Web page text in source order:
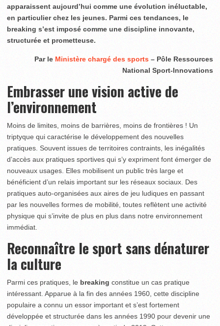
apparaissent aujourd’hui comme une évolution inéluctable,
en particulier chez les jeunes. Parmi ces tendances, le
breaking s’est imposé comme une discipline innovante,
structurée et prometteuse.
Par le Ministère chargé des sports – Pôle Ressources
National Sport-Innovations
Embrasser une vision active de
l’environnement
Moins de limites, moins de barrières, moins de frontières ! Un
triptyque qui caractérise le développement des nouvelles
pratiques. Souvent issues de territoires contraints, les inégalités
d’accès aux pratiques sportives qui s’y expriment font émerger de
nouveaux usages. Elles mobilisent un public très large et
bénéficient d’un relais important sur les réseaux sociaux. Des
pratiques auto-organisées aux aires de jeu ludiques en passant
par les nouvelles formes de mobilité, toutes reflètent une activité
physique qui s’invite de plus en plus dans notre environnement
immédiat.
Reconnaître le sport sans dénaturer
la culture
Parmi ces pratiques, le breaking constitue un cas pratique
intéressant. Apparue à la fin des années 1960, cette discipline
populaire a connu un essor important et s’est fortement
développée et structurée dans les années 1990 pour devenir une